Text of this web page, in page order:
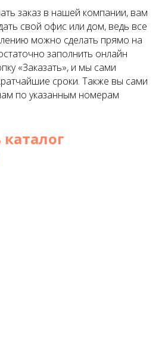
заказ в нашей компании, вам
свой офис или дом, ведь все
можно сделать прямо на
заполнить онлайн
«Заказать», и мы сами
сроки. Также вы сами
по указанным номерам